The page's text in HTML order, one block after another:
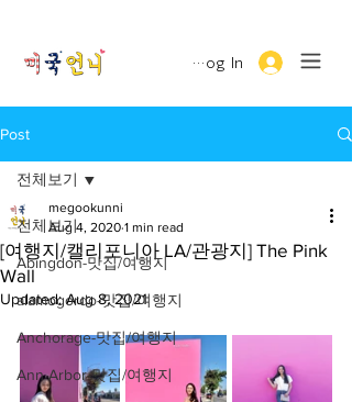
Log In
Post
전체보기
Abingdon-맛집/여행지
alamogordo-맛집/여행지
Anchorage-맛집/여행지
Ann Arbor-맛집/여행지
전체보기
[여행지/캘리포니아 LA/관광지] The Pink
Wall
megookunni
Aug 4, 2020 1 min read
Updated:Aug 8, 2021